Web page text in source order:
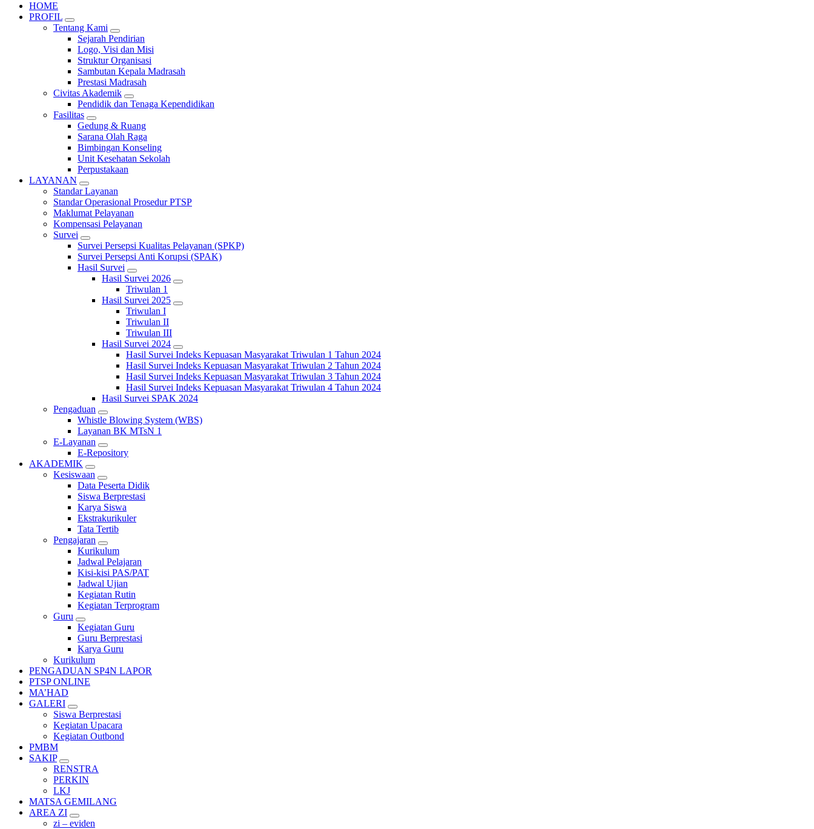
HOME
PROFIL
Tentang Kami
Sejarah Pendirian
Logo, Visi dan Misi
Struktur Organisasi
Sambutan Kepala Madrasah
Prestasi Madrasah
Civitas Akademik
Pendidik dan Tenaga Kependidikan
Fasilitas
Gedung & Ruang
Sarana Olah Raga
Bimbingan Konseling
Unit Kesehatan Sekolah
Perpustakaan
LAYANAN
Standar Layanan
Standar Operasional Prosedur PTSP
Maklumat Pelayanan
Kompensasi Pelayanan
Survei
Survei Persepsi Kualitas Pelayanan (SPKP)
Survei Persepsi Anti Korupsi (SPAK)
Hasil Survei
Hasil Survei 2026
Triwulan 1
Hasil Survei 2025
Triwulan I
Triwulan II
Triwulan III
Hasil Survei 2024
Hasil Survei Indeks Kepuasan Masyarakat Triwulan 1 Tahun 2024
Hasil Survei Indeks Kepuasan Masyarakat Triwulan 2 Tahun 2024
Hasil Survei Indeks Kepuasan Masyarakat Triwulan 3 Tahun 2024
Hasil Survei Indeks Kepuasan Masyarakat Triwulan 4 Tahun 2024
Hasil Survei SPAK 2024
Pengaduan
Whistle Blowing System (WBS)
Layanan BK MTsN 1
E-Layanan
E-Repository
AKADEMIK
Kesiswaan
Data Peserta Didik
Siswa Berprestasi
Karya Siswa
Ekstrakurikuler
Tata Tertib
Pengajaran
Kurikulum
Jadwal Pelajaran
Kisi-kisi PAS/PAT
Jadwal Ujian
Kegiatan Rutin
Kegiatan Terprogram
Guru
Kegiatan Guru
Guru Berprestasi
Karya Guru
Kurikulum
PENGADUAN SP4N LAPOR
PTSP ONLINE
MA’HAD
GALERI
Siswa Berprestasi
Kegiatan Upacara
Kegiatan Outbond
PMBM
SAKIP
RENSTRA
PERKIN
LKJ
MATSA GEMILANG
AREA ZI
zi – eviden